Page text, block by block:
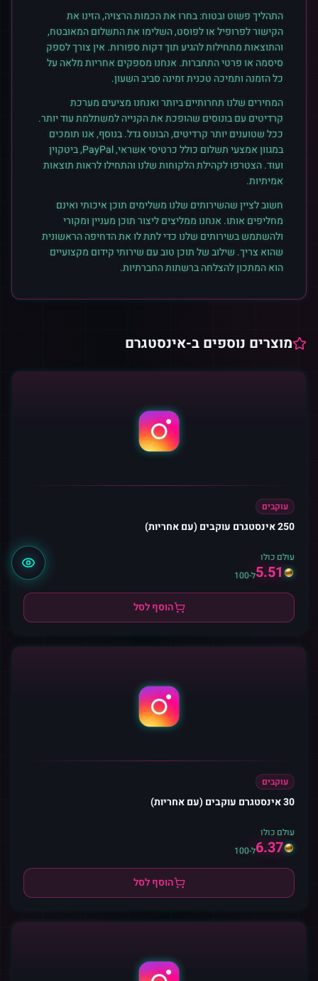
התהליך פשוט ובטוח: בחרו את הכמות הרצויה, הזינו את
הקישור לפרופיל או לפוסט, השלימו את התשלום המאובטח,
והתוצאות מתחילות להגיע תוך דקות ספורות. אין צורך לספק
סיסמה או פרטי התחברות. אנחנו מספקים אחריות מלאה על
כל הזמנה ותמיכה טכנית זמינה סביב השעון.
המחירים שלנו תחרותיים ביותר ואנחנו מציעים מערכת
קרדיטים עם בונוסים שהופכת את הקנייה למשתלמת עוד יותר.
ככל שטוענים יותר קרדיטים, הבונוס גדל. בנוסף, אנו תומכים
במגוון אמצעי תשלום כולל כרטיסי אשראי, PayPal, ביטקוין
ועוד. הצטרפו לקהילת הלקוחות שלנו והתחילו לראות תוצאות
אמיתיות.
חשוב לציין שהשירותים שלנו משלימים תוכן איכותי ואינם
מחליפים אותו. אנחנו ממליצים ליצור תוכן מעניין ומקורי
ולהשתמש בשירותים שלנו כדי לתת לו את הדחיפה הראשונית
שהוא צריך. שילוב של תוכן טוב עם שירותי קידום מקצועיים
הוא המתכון להצלחה ברשתות החברתיות.
מוצרים נוספים ב-אינסטגרם
עוקבים
250 אינסטגרם עוקבים (עם אחריות)
עולם כולו
5.51ל-100
הוסף לסל
עוקבים
30 אינסטגרם עוקבים (עם אחריות)
עולם כולו
6.37ל-100
הוסף לסל